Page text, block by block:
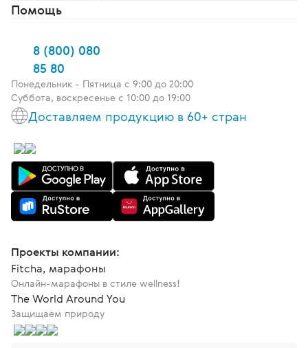
Помощь
8 (800) 080
85 80
Понедельник - Пятница c 9:00 до 20:00
Суббота, воскресенье с 10:00 до 19:00
Доставляем продукцию в 60+ стран
Проекты компании:
Fitcha, марафоны
Онлайн-марафоны в стиле wellness!
The World Around You
Защищаем природу